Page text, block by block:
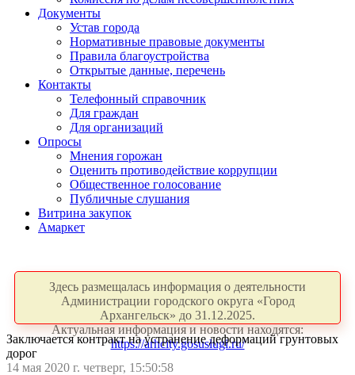
Документы
Устав города
Нормативные правовые документы
Правила благоустройства
Открытые данные, перечень
Контакты
Телефонный справочник
Для граждан
Для организаций
Опросы
Мнения горожан
Оценить противодействие коррупции
Общественное голосование
Публичные слушания
Витрина закупок
Амаркет
Здесь размещалась информация о деятельности
Администрации городского округа «Город
Архангельск» до 31.12.2025.
Актуальная информация и новости находятся:
https://arhcity.gosuslugi.ru/
Заключается контракт на устранение деформаций грунтовых
дорог
14 мая 2020 г. четверг, 15:50:58